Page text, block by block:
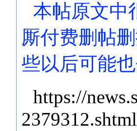
本帖原文中
厮付费删帖
些以后可能
https://
2379312.shtml